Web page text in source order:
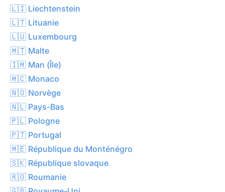
🇱🇮 Liechtenstein
🇱🇹 Lituanie
🇱🇺 Luxembourg
🇲🇹 Malte
🇮🇲 Man (Île)
🇲🇨 Monaco
🇳🇴 Norvège
🇳🇱 Pays-Bas
🇵🇱 Pologne
🇵🇹 Portugal
🇲🇪 République du Monténégro
🇸🇰 République slovaque
🇷🇴 Roumanie